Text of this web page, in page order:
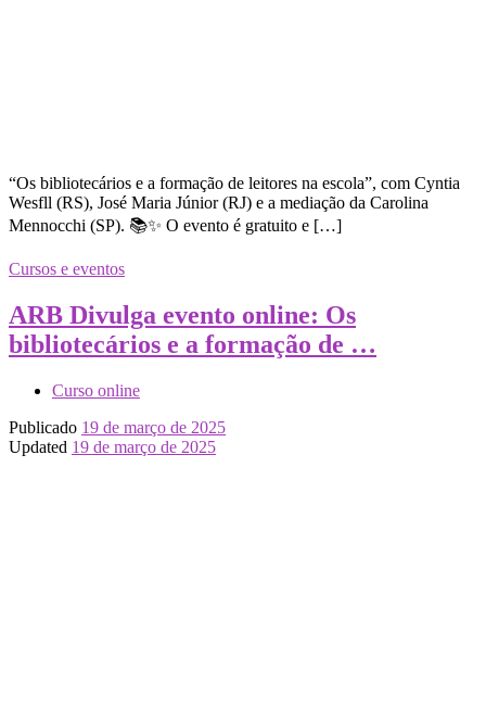
“Os bibliotecários e a formação de leitores na escola”, com Cyntia
Wesfll (RS), José Maria Júnior (RJ) e a mediação da Carolina
Mennocchi (SP). 📚✨ O evento é gratuito e […]
Cursos e eventos
ARB Divulga evento online: Os
bibliotecários e a formação de …
Curso online
Publicado 19 de março de 2025
Updated 19 de março de 2025